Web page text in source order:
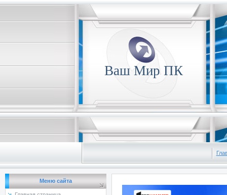
Ваш Мир ПК
Меню сайта